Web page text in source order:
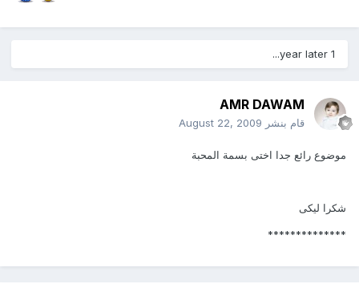
AMR DAWAM
قام بنشر August 22, 2009
موضوع رائع جدا اختى بسمة المحبة
شكرا ليكى
**************